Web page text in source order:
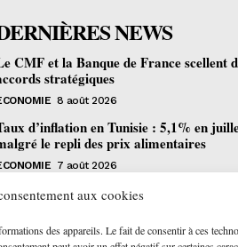
aux cookies
des appareils. Le fait de consentir à ces
NEWS
CMF et la Banque de France scellent
stratégiques
8 août 2026
d’inflation en Tunisie : 5,1% en
le repli des prix alimentaires
7 août 2026
formation gratuite en fibre optique
6 août 2026